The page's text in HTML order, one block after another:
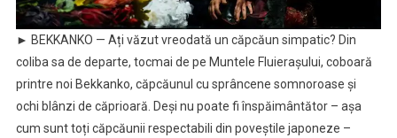
► BEKKANKO — Ați văzut vreodată un căpcăun simpatic? Din
coliba sa de departe, tocmai de pe Muntele Fluierașului, coboară
printre noi Bekkanko, căpcăunul cu sprâncene somnoroase și
ochi blânzi de căprioară. Deși nu poate fi înspăimântător – așa
cum sunt toți căpcăunii respectabili din poveștile japoneze –